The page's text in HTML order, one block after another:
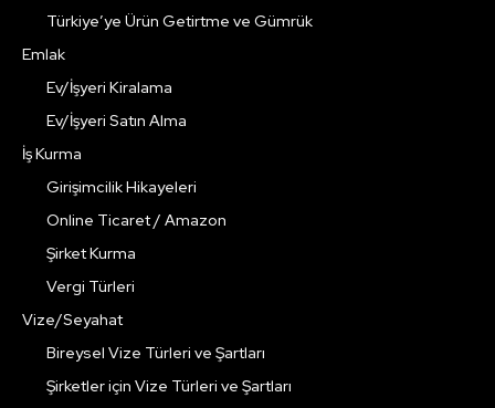
Türkiye’ye Ürün Getirtme ve Gümrük
Emlak
Ev/İşyeri Kiralama
Ev/İşyeri Satın Alma
İş Kurma
Girişimcilik Hikayeleri
Online Ticaret / Amazon
Şirket Kurma
Vergi Türleri
Vize/Seyahat
Bireysel Vize Türleri ve Şartları
Şirketler için Vize Türleri ve Şartları